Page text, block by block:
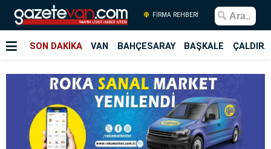
FİRMA REHBERİ
SON DAKİKA VAN BAHÇESARAY BAŞKALE